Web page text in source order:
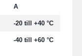
A
-20 till +40 °C
-40 till +60 °C